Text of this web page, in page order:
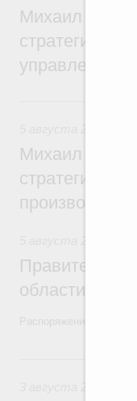
Михаил
управления
Михаил
области в